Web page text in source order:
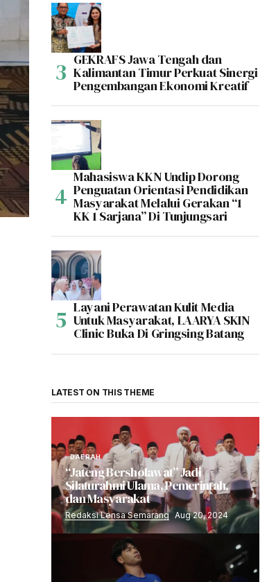
GEKRAFS Jawa Tengah dan
Kalimantan Timur Perkuat Sinergi
Pengembangan Ekonomi Kreatif
Mahasiswa KKN Undip Dorong
Penguatan Orientasi Pendidikan
Masyarakat Melalui Gerakan “1
KK 1 Sarjana” Di Tunjungsari
Layani Perawatan Kulit Media
Untuk Masyarakat, LAARYA SKIN
Clinic Buka Di Gringsing Batang
LATEST ON THIS THEME
DAERAH
“Jateng Bersholawat” Jadi
Silaturahmi Ulama, Pemerintah,
dan Masyarakat
Redaksi Lensa Semarang Aug 20, 2024